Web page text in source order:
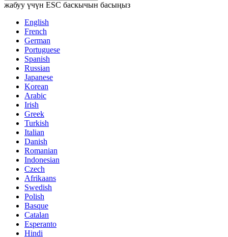
жабуу үчүн ESC баскычын басыңыз
English
French
German
Portuguese
Spanish
Russian
Japanese
Korean
Arabic
Irish
Greek
Turkish
Italian
Danish
Romanian
Indonesian
Czech
Afrikaans
Swedish
Polish
Basque
Catalan
Esperanto
Hindi